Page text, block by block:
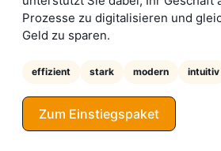
Prozesse zu digitalisieren und
Geld zu sparen.
effizient stark modern intuitiv
Zum Einstiegspaket